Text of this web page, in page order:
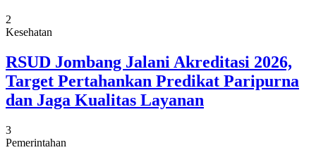
2
Kesehatan
RSUD Jombang Jalani Akreditasi 2026,
Target Pertahankan Predikat Paripurna
dan Jaga Kualitas Layanan
3
Pemerintahan